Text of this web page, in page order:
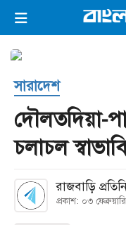
ভিডিও ই-পেপার
প্রচ্ছদ
সব বিভাগ
কনভার্টার
সারাদেশ
দৌলতদিয়া-
চলাচল
রাজবাড়ি
প্রকাশ: ০৩